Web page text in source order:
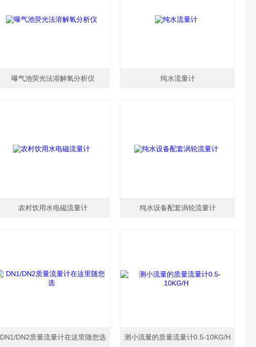
曝气池荧光法溶解氧分析仪 纯水流量计
农村饮用水电磁流量计 纯水设备配套涡轮流量计
DN1/DN2质量流量计在这里随您选 测小流量的质量流量计0.5-10KG/H